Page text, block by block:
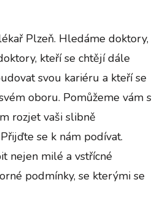
Plzeň. Hledáme doktory,
kteří se chtějí dále
svou kariéru a kteří se
oboru. Pomůžeme vám s
rozjet vaši slibně
se k nám podívat.
nejen milé a vstřícné
podmínky, se kterými se